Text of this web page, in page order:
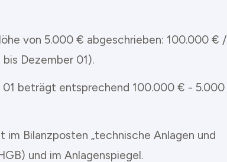
von 5.000 € abgeschrieben: 100.000 € /
Dezember 01).
01 beträgt entsprechend 100.000 € - 5.000
im Bilanzposten „technische Anlagen und
und im Anlagenspiegel.